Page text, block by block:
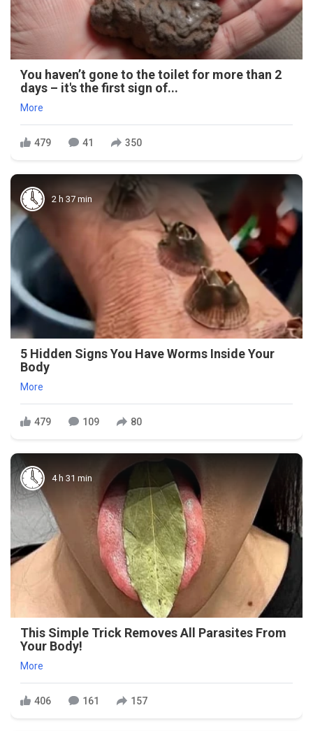
You haven’t gone to the toilet for more than 2
days – it's the first sign of...
More
479 41 350
2 h 37 min
5 Hidden Signs You Have Worms Inside Your
Body
More
479 109 80
4 h 31 min
This Simple Trick Removes All Parasites From
Your Body!
More
406 161 157